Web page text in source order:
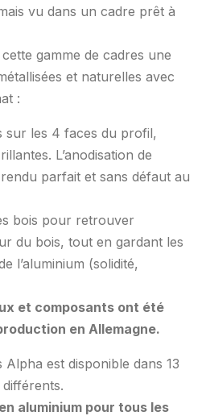
vu dans un cadre prêt à
gamme de cadres une
et naturelles avec
:
sur les 4 faces du profil,
L’anodisation de
parfait et sans défaut au
bois pour retrouver
du bois, tout en gardant les
l’aluminium (solidité,
et composants ont été
en Allemagne.
est disponible dans 13
aluminium pour tous les